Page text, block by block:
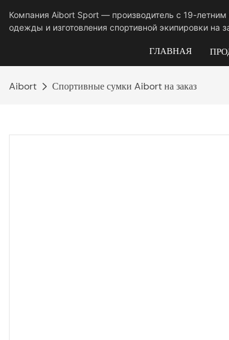
Компания Aibort Sport — производитель с 19-
одежды и изготовления спортивной экипировки на
ГЛАВНАЯ
Aibort Спортивные сумки Aibort на заказ